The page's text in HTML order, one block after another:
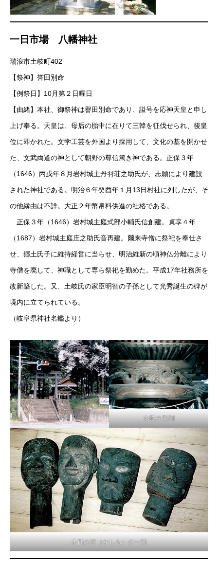
一日市場 八幡神社
瑞浪市土岐町402
【祭神】誉田別命
【例祭日】10月第２日曜日
【由緒】本社、御祭神は譽田別命であり、謚号を応神天皇と申し
上げ奉る。天皇は、母后の胎中に在りて三韓を征伐せられ、後皇
位に即かれた。文学工芸を外国より採用して、文化の基を開かせ
た、文武両道の神として朝野の尊信篤き神である。正保３年
（1646）丙戌年８月岩村城主丹羽荘之助氏が、志願により建設
された神社である。明治６年癸酉年１月13日村社に列したが、そ
の他縁由は不詳。大正２年幣帛料供進の社格である。
正保３年（1646）岩村城主庭式部小輔氏信創建。貞享４年
（1687）岩村城主庭庄之助氏音再建。爾来寺僧に祭祀を奉仕さ
せ、郷土氏子に維持経営に当らせ、明治維新の頃神仏分離により
寺僧を廃して、神職として専ら祭祀を勤めた。平成17年社務所を
改新築した。又、土岐氏の家臣明智の子孫として光秀誕生の碑が
境内に立てられている。
（岐阜県神社名鑑より）
本殿の彫刻
木偶の首（かしら）の一部